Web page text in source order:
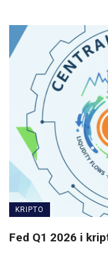
KRIPTO
Fed Q1 2026 i